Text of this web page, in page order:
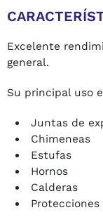
Excelente
general.
Su principal uso
Juntas de
Chimeneas
Estufas
Hornos
Calderas